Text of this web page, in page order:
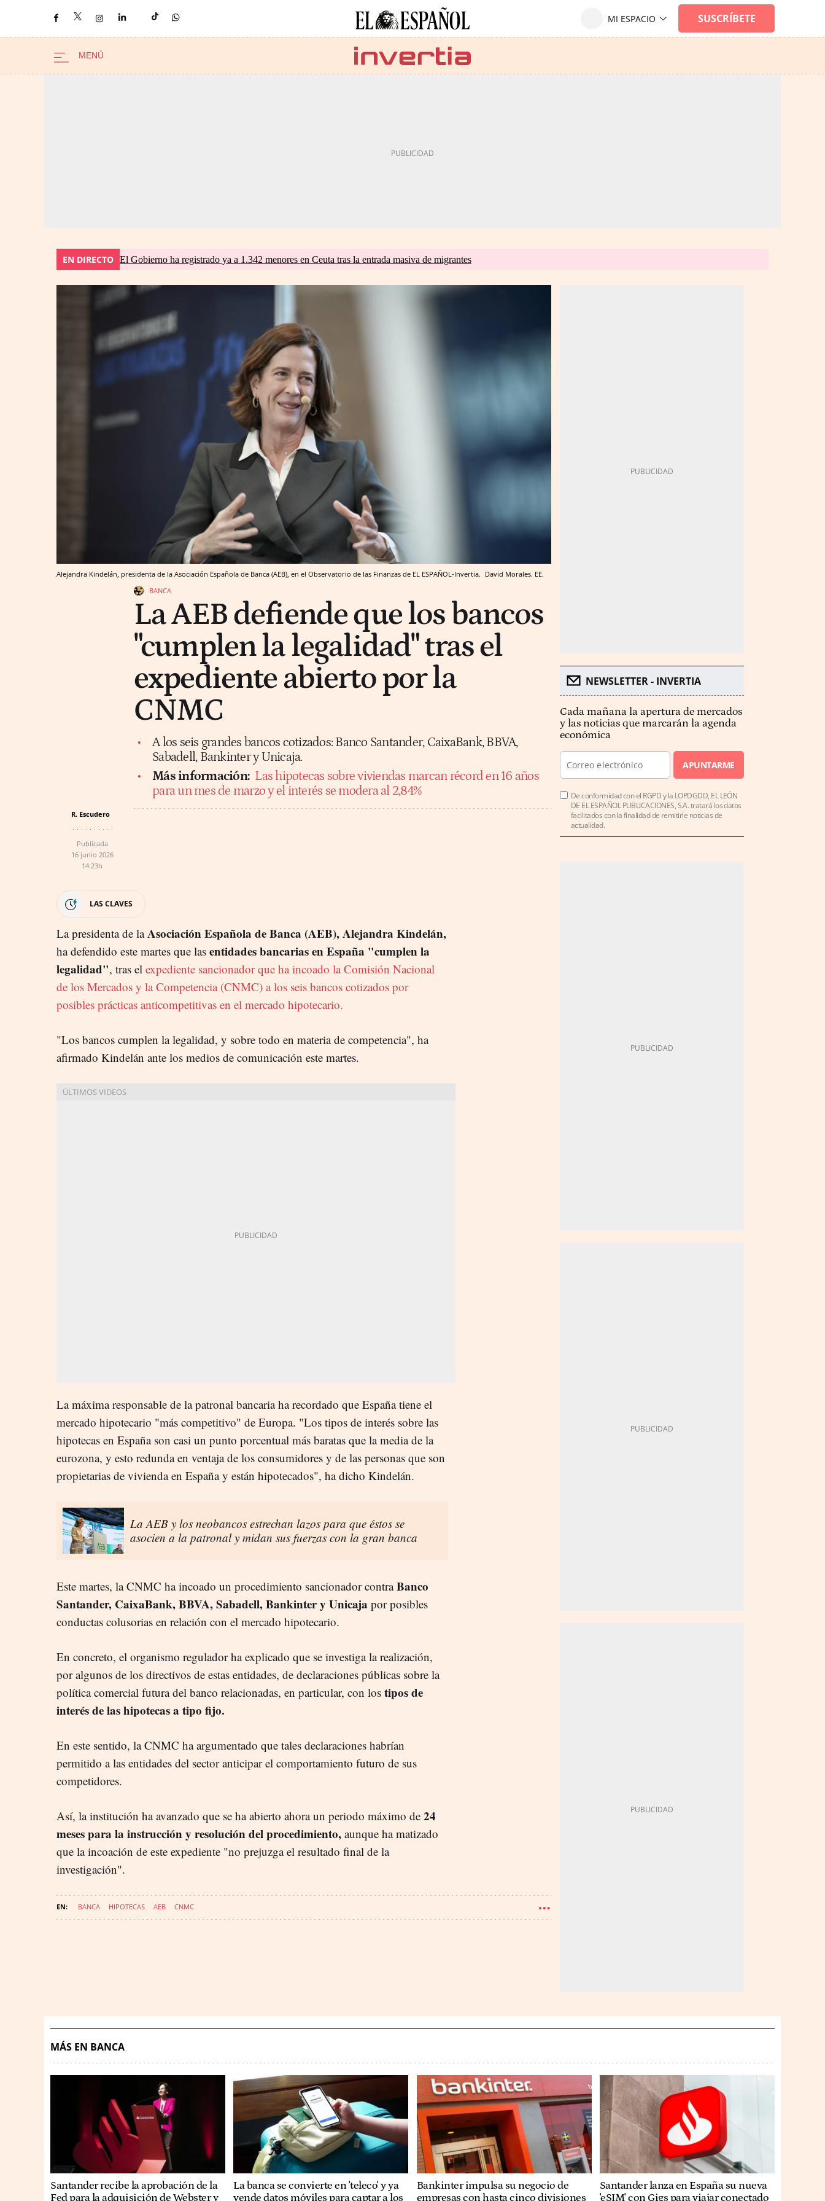
EN DIRECTO El Gobierno ha registrado ya a 1.342 menores en Ceuta tras la entrada masiva de migrantes
Alejandra Kindelán, presidenta de la Asociación Española de Banca (AEB), en el Observatorio de las Finanzas de EL ESPAÑOL-Invertia. David Morales. EE.
BANCA
La AEB defiende que los bancos
"cumplen la legalidad" tras el
expediente abierto por la
CNMC
A los seis grandes bancos cotizados: Banco Santander, CaixaBank, BBVA,
Sabadell, Bankinter y Unicaja.
Más información: Las hipotecas sobre viviendas marcan récord en 16 años
para un mes de marzo y el interés se modera al 2,84%
R. Escudero
Publicada
16 junio 2026
14:23h
LAS CLAVES
La presidenta de laAsociación Española de Banca (AEB), Alejandra Kindelán,
ha defendido este martes que las entidades bancarias en España "cumplen la
legalidad", tras el expediente sancionador que ha incoado la Comisión Nacional
de los Mercados y la Competencia (CNMC) a los seis bancos cotizados por
posibles prácticas anticompetitivas en el mercado hipotecario.
"Los bancos cumplen la legalidad, y sobre todo en materia de competencia", ha
afirmado Kindelán ante los medios de comunicación este martes.
La máxima responsable de la patronal bancaria ha recordado que España tiene el
mercado hipotecario "más competitivo" de Europa. "Los tipos de interés sobre las
hipotecas en España son casi un punto porcentual más baratas que la media de la
eurozona, y esto redunda en ventaja de los consumidores y de las personas que son
propietarias de vivienda en España y están hipotecados", ha dicho Kindelán.
La AEB y los neobancos estrechan lazos para que éstos se
asocien a la patronal y midan sus fuerzas con la gran banca
Este martes, la CNMC ha incoado un procedimiento sancionador contraBanco
Santander, CaixaBank, BBVA, Sabadell, Bankinter y Unicaja por posibles
conductas colusorias en relación con el mercado hipotecario.
En concreto, el organismo regulador ha explicado que se investiga la realización,
por algunos de los directivos de estas entidades, de declaraciones públicas sobre la
política comercial futura del banco relacionadas, en particular, con los tipos de
interés de las hipotecas a tipo fijo.
En este sentido, la CNMC ha argumentado que tales declaraciones habrían
permitido a las entidades del sector anticipar el comportamiento futuro de sus
competidores.
Así, la institución ha avanzado que se ha abierto ahora un periodo máximo de 24
meses para la instrucción y resolución del procedimiento, aunque ha matizado
que la incoación de este expediente "no prejuzga el resultado final de la
investigación".
BANCA HIPOTECAS AEB CNMC
NEWSLETTER - INVERTIA
Cada mañana la apertura de mercados
y las noticias que marcarán la agenda
económica
APUNTARME
De conformidad con el RGPD y la LOPDGDD, EL LEÓN
DE EL ESPAÑOL PUBLICACIONES, S.A. tratará los datos
facilitados con la finalidad de remitirle noticias de
actualidad.
MÁS EN BANCA
Santander recibe la aprobación de la
Fed para la adquisición de Webster y
La banca se convierte en 'teleco' y ya
vende datos móviles para captar a los
Bankinter impulsa su negocio de
empresas con hasta cinco divisiones
Santander lanza en España su nueva
'eSIM' con Gigs para viajar conectado